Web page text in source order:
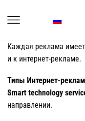
Каждая реклама
и к интернет-рекламе.
Типы Интернет-
Smart technology
направлении.